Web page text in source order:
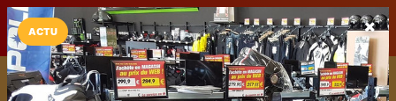
LaCarte LaCarte sur
Play Store
Installez l'App LaCarte
Téléchargez gratuitement l'app LaCarte pour suivre vos
ACTU